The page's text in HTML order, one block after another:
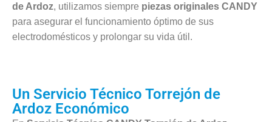
de Ardoz, utilizamos siempre piezas originales CANDY
para asegurar el funcionamiento óptimo de sus
electrodomésticos y prolongar su vida útil.
Un Servicio Técnico Torrejón de
Ardoz Económico